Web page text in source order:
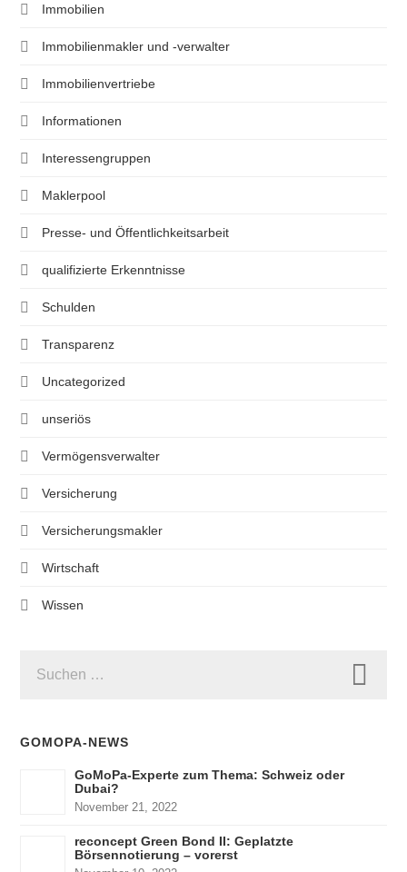
Immobilien
Immobilienmakler und -verwalter
Immobilienvertriebe
Informationen
Interessengruppen
Maklerpool
Presse- und Öffentlichkeitsarbeit
qualifizierte Erkenntnisse
Schulden
Transparenz
Uncategorized
unseriös
Vermögensverwalter
Versicherung
Versicherungsmakler
Wirtschaft
Wissen
NACH:
GOMOPA-NEWS
GoMoPa-Experte zum Thema: Schweiz oder
Dubai?
November 21, 2022
reconcept Green Bond II: Geplatzte
Börsennotierung – vorerst